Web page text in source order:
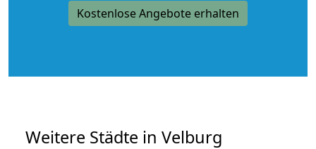
Kostenlose Angebote erhalten
Weitere Städte in Velburg